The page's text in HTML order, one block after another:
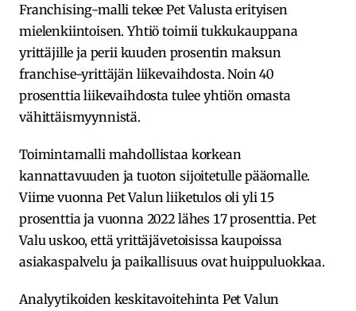
Franchising-malli tekee Pet Valusta erityisen
mielenkiintoisen. Yhtiö toimii tukkukauppana
yrittäjille ja perii kuuden prosentin maksun
franchise-yrittäjän liikevaihdosta. Noin 40
prosenttia liikevaihdosta tulee yhtiön omasta
vähittäismyynnistä.
Toimintamalli mahdollistaa korkean
kannattavuuden ja tuoton sijoitetulle pääomalle.
Viime vuonna Pet Valun liiketulos oli yli 15
prosenttia ja vuonna 2022 lähes 17 prosenttia. Pet
Valu uskoo, että yrittäjävetoisissa kaupoissa
asiakaspalvelu ja paikallisuus ovat huippuluokkaa.
Analyytikoiden keskitavoitehinta Pet Valun